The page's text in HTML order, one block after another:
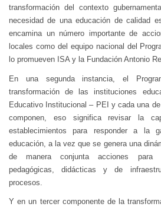
transformación del contexto
necesidad de una educación de calidad
encamina un número importante de
locales como del equipo nacional del
lo promueven ISA y la Fundación Antonio
En una segunda instancia, el
transformación de las instituciones
Educativo Institucional – PEI y cada una
componen, eso significa revisar la
establecimientos para responder a la
educación, a la vez que se genera una
de manera conjunta acciones para
pedagógicas, didácticas y de
procesos.
Y en un tercer componente de la